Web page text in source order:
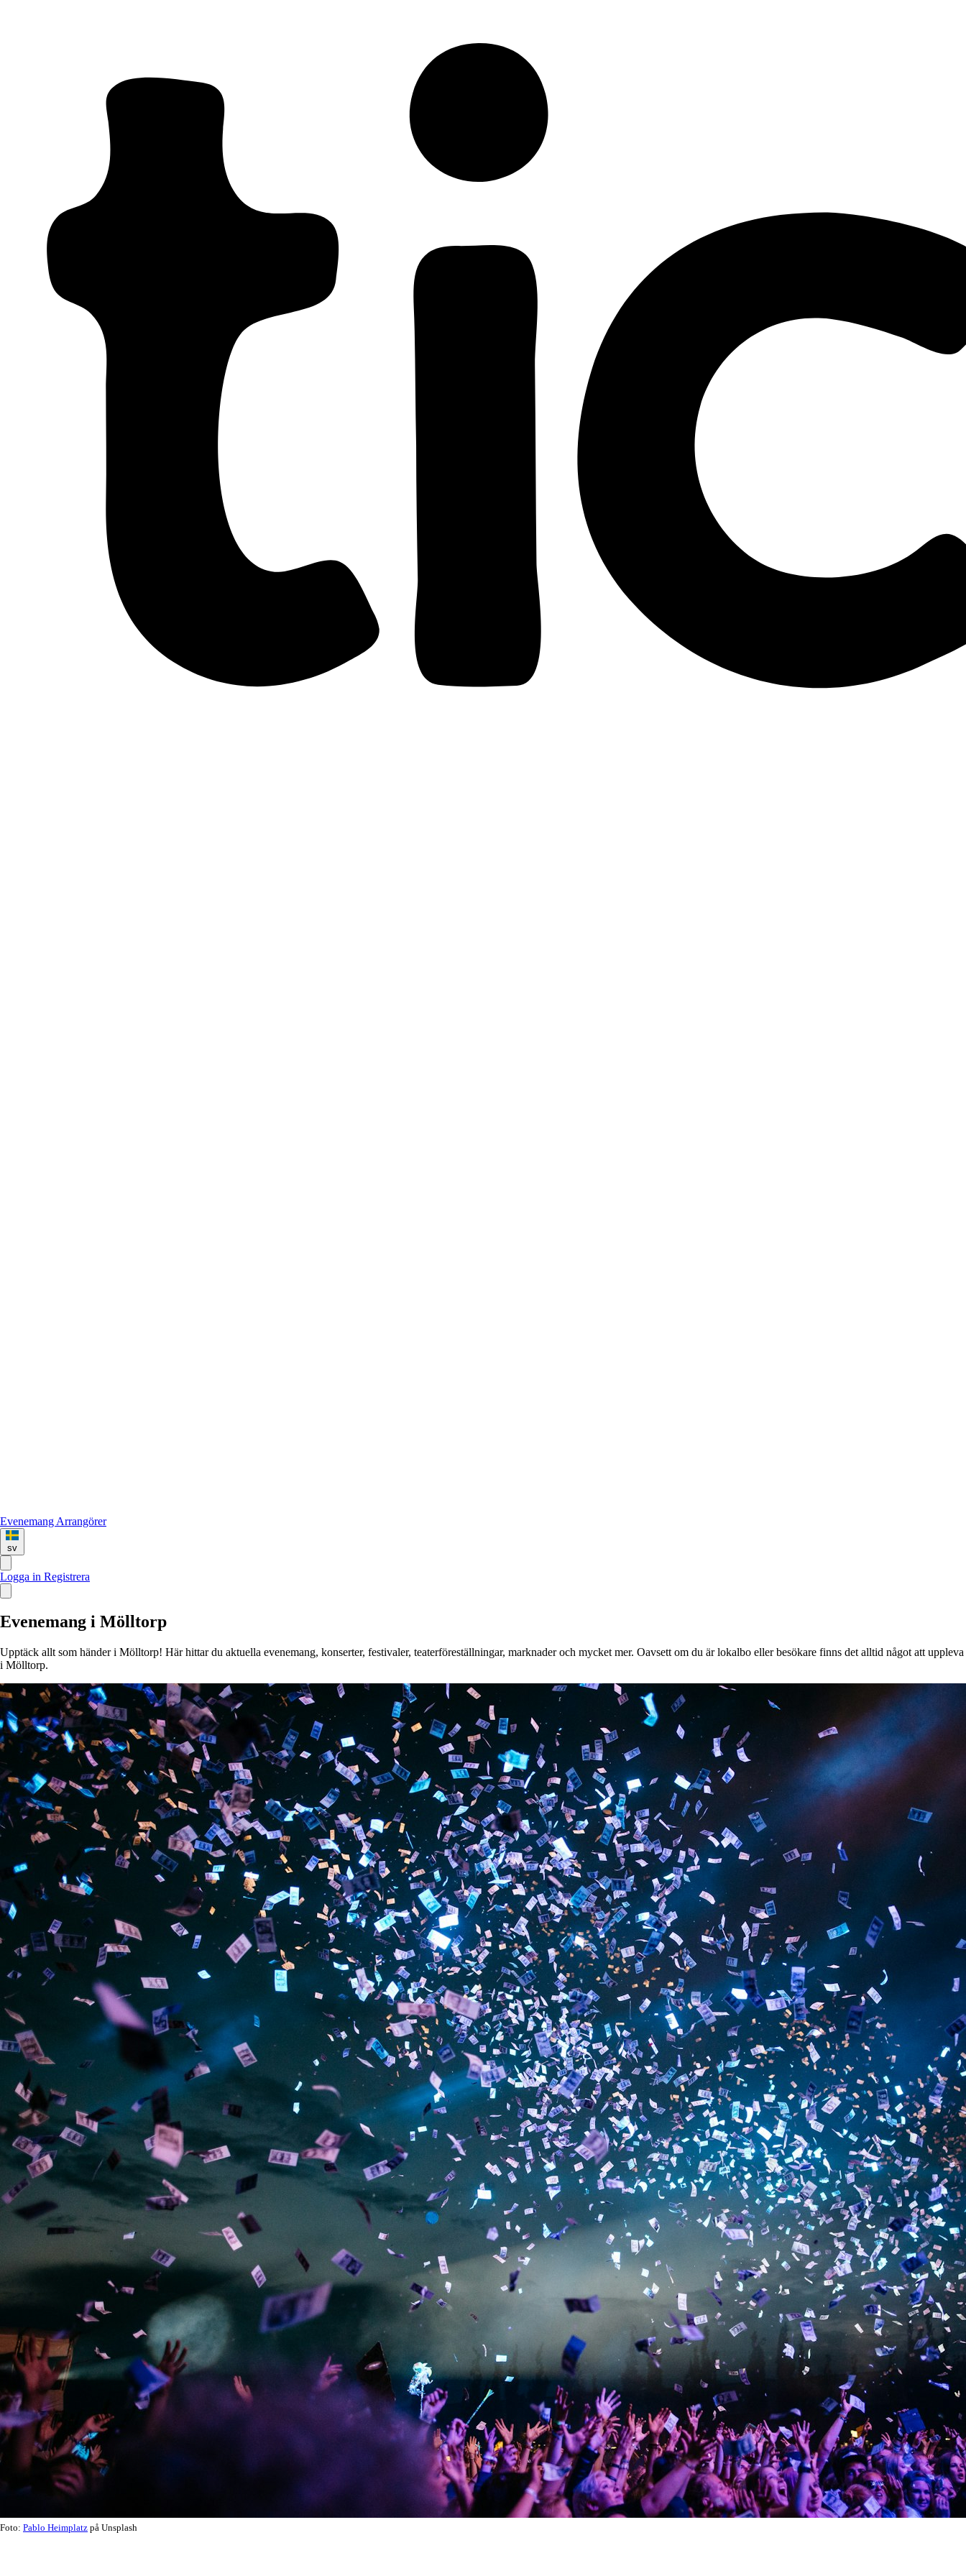
Evenemang Arrangörer
sv
Logga in Registrera
Evenemang i Mölltorp
Upptäck allt som händer i Mölltorp! Här hittar du aktuella evenemang, konserter, festivaler, teaterföreställningar, marknader och mycket mer. Oavsett om du är lokalbo eller besökare finns det alltid något att uppleva
i Mölltorp.
Foto: Pablo Heimplatz på Unsplash